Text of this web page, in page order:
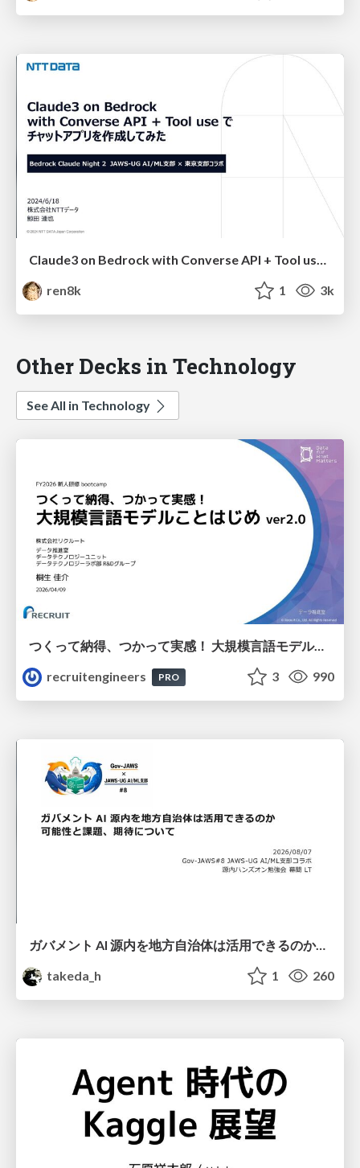
Claude3 on Bedrock with Converse API + Tool use でチャットアプリを作成してみた
ren8k
1 3k
Other Decks in Technology
See All in Technology
つくって納得、つかって実感！ 大規模言語モデルことはじめ ver2.0
recruitengineers
PRO 3 990
ガバメント AI 源内を地方自治体は活用できるのか 可能性と課題、期待について
takeda_h
1 260